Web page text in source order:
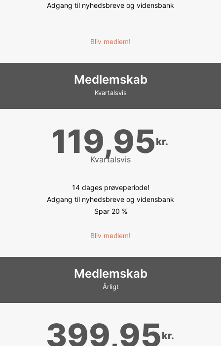
Adgang til nyhedsbreve og vidensbank
Bliv medlem!
Medlemskab
Kvartalsvis
119,95kr.
Kvartalsvis
14 dages prøveperiode!
Adgang til nyhedsbreve og vidensbank
Spar 20 %
Bliv medlem!
Medlemskab
Årligt
399,95kr.